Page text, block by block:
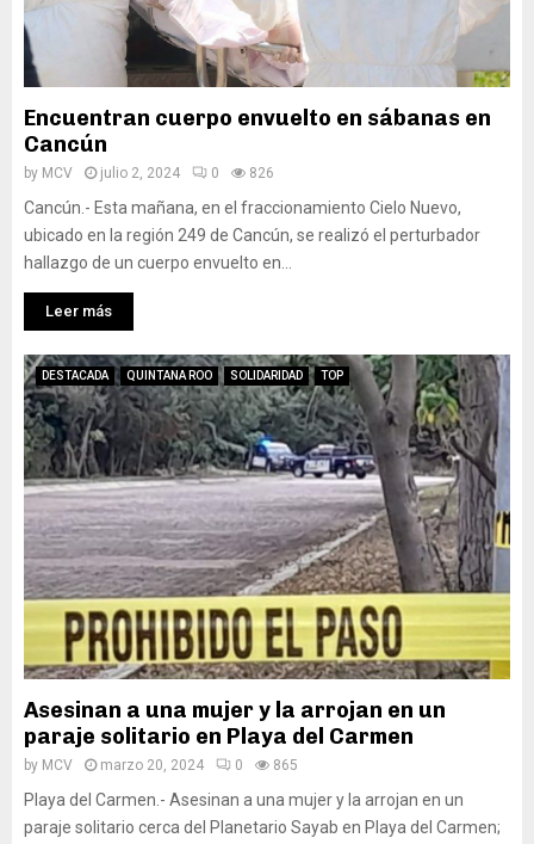
Encuentran cuerpo envuelto en sábanas en
Cancún
by MCV julio 2, 2024 0 826
Cancún.- Esta mañana, en el fraccionamiento Cielo Nuevo,
ubicado en la región 249 de Cancún, se realizó el perturbador
hallazgo de un cuerpo envuelto en...
Leer más
DESTACADA QUINTANA ROO SOLIDARIDAD TOP
Asesinan a una mujer y la arrojan en un
paraje solitario en Playa del Carmen
by MCV marzo 20, 2024 0 865
Playa del Carmen.- Asesinan a una mujer y la arrojan en un
paraje solitario cerca del Planetario Sayab en Playa del Carmen;